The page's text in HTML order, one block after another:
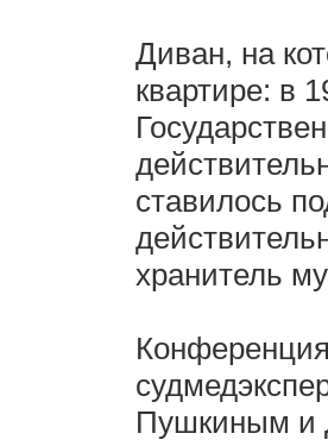
Диван, на
квартире: в
ставилось
хранитель
Пушкиным и